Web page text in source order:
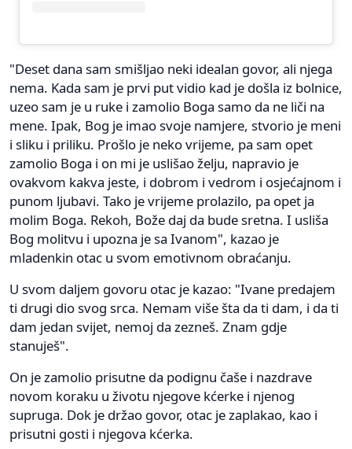
"Deset dana sam smišljao neki idealan govor, ali njega
nema. Kada sam je prvi put vidio kad je došla iz bolnice,
uzeo sam je u ruke i zamolio Boga samo da ne liči na
mene. Ipak, Bog je imao svoje namjere, stvorio je meni
i sliku i priliku. Prošlo je neko vrijeme, pa sam opet
zamolio Boga i on mi je uslišao želju, napravio je
ovakvom kakva jeste, i dobrom i vedrom i osjećajnom i
punom ljubavi. Tako je vrijeme prolazilo, pa opet ja
molim Boga. Rekoh, Bože daj da bude sretna. I usliša
Bog molitvu i upozna je sa Ivanom", kazao je
mladenkin otac u svom emotivnom obraćanju.
U svom daljem govoru otac je kazao: "Ivane predajem
ti drugi dio svog srca. Nemam više šta da ti dam, i da ti
dam jedan svijet, nemoj da zezneš. Znam gdje
stanuješ".
On je zamolio prisutne da podignu čaše i nazdrave
novom koraku u životu njegove kćerke i njenog
supruga. Dok je držao govor, otac je zaplakao, kao i
prisutni gosti i njegova kćerka.